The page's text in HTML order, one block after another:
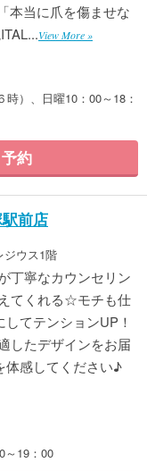
本当に爪を傷ませな
View More »
）、日曜10：00～18：
約
前店
ジウス1階
丁寧なカウンセリン
てくれる☆モチも仕
てテンションUP！
したデザインをお届
体感してください♪
～19：00